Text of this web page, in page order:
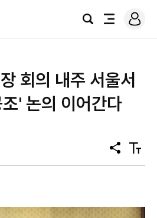
검
전
로
그
회의 내주 서울서
' 논의 이어간다
공
유
텍
스